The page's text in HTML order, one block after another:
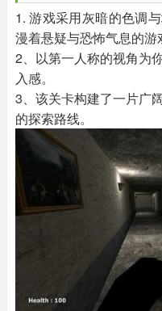
1. 游戏采用灰暗的色调
漫着悬疑与恐怖气息的游
2、以第一人称的视角为
入感。
3、该关卡构建了一片广
的探索路线。